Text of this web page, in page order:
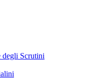
degli Scrutini